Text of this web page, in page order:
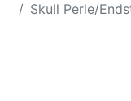
Skull Perle/